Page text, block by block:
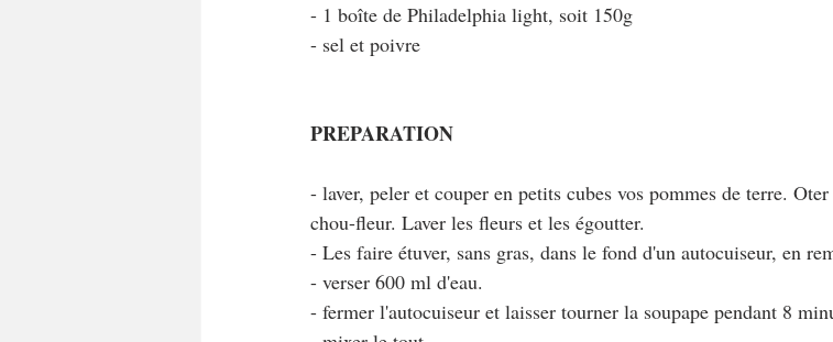
- 1 boîte de Philadelphia light, soit 150g
- sel et poivre
PREPARATION
- laver, peler et couper en petits cubes vos pommes de terre.
chou-fleur. Laver les fleurs et les égoutter.
- Les faire étuver, sans gras, dans le fond d'un autocuiseur, en
- verser 600 ml d'eau.
- fermer l'autocuiseur et laisser tourner la soupape pendant 8